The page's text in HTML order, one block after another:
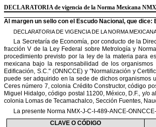
DECLARATORIA de vigencia de la Norma Mexicana
Al margen un sello con el Escudo Nacional, que
DECLARATORIA DE VIGENCIA DE LA NORMA
La Secretaría de Economía, por conducto de la
fracción V de la Ley Federal sobre Metrología y
procedimiento previsto por la ley de la materia para
mexicana bajo la responsabilidad de los
Edificación, S.C. "(ONNCCE) y "Normalización y
puede ser adquirido en la sede de dichos organismos
Ceres número 7, colonia Crédito Constructor, código
Miguel Hidalgo, código postal 11200, México D.F. y/o
colonia Lomas de Tecamachalco, Sección Fuentes,
La presente Norma NMX-J-C-I-489-ANCE-
CLAVE O CÓDIGO